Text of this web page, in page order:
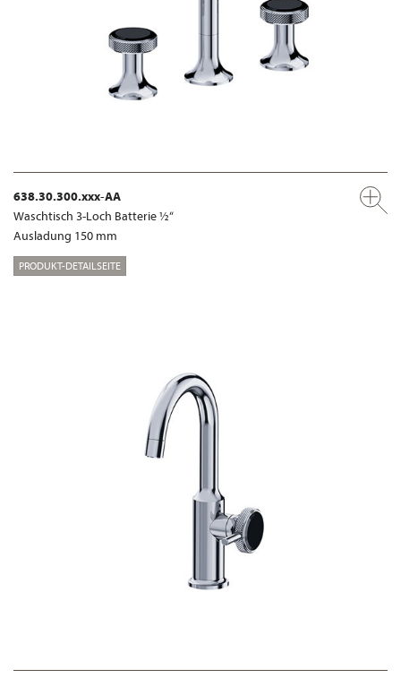
638.30.300.xxx-AA
Waschtisch 3-Loch Batterie ½“
Ausladung 150 mm
PRODUKT-DETAILSEITE